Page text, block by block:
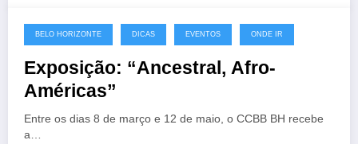
18 de março de 2025
BELO HORIZONTE DICAS EVENTOS ONDE IR
Exposição: “Ancestral, Afro-
Américas”
Entre os dias 8 de março e 12 de maio, o CCBB BH recebe
a…